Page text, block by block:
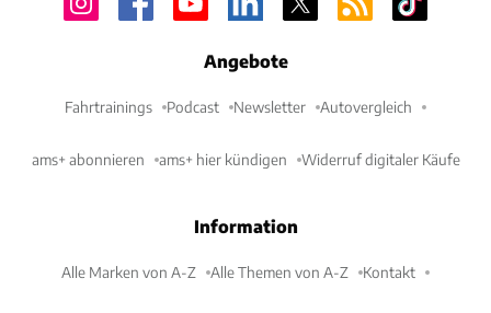
Angebote
Fahrtrainings Podcast Newsletter Autovergleich
ams+ abonnieren ams+ hier kündigen Widerruf digitaler Käufe
Information
Alle Marken von A-Z Alle Themen von A-Z Kontakt